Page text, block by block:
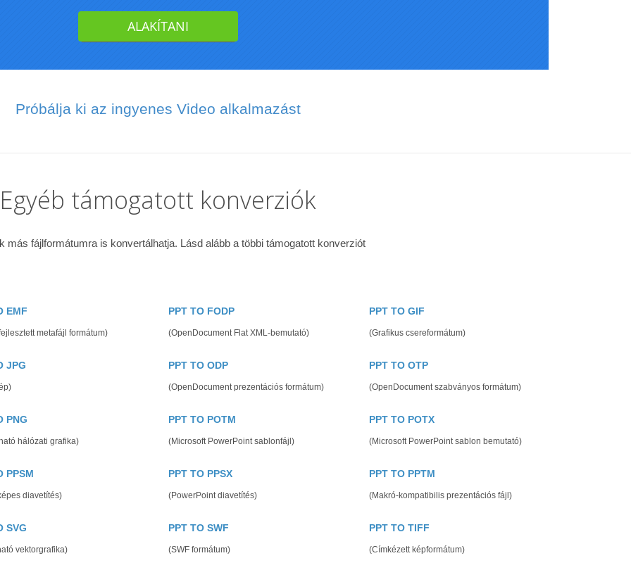
Próbálja ki az ingyenes Video alkalmazást
Egyéb támogatott konverziók
más fájlformátumra is konvertálhatja. Lásd alább a többi támogatott konverziót
EMF
metafájl formátum)
PPT TO FODP
(OpenDocument Flat XML-bemutató)
PPT TO GIF
(Grafikus csereformátum)
JPG PPT TO ODP
(OpenDocument prezentációs formátum)
PPT TO OTP
(OpenDocument szabványos formátum)
PNG
hálózati grafika)
PPT TO POTM
(Microsoft PowerPoint sablonfájl)
PPT TO POTX
(Microsoft PowerPoint sablon bemutató)
PPSM
diavetítés)
PPT TO PPSX
(PowerPoint diavetítés)
PPT TO PPTM
(Makró-kompatibilis prezentációs fájl)
SVG
vektorgrafika)
PPT TO SWF
(SWF formátum)
PPT TO TIFF
(Címkézett képformátum)